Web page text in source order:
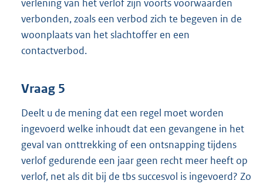
verlening van het verlof zijn voorts voorwaarden
verbonden, zoals een verbod zich te begeven in de
woonplaats van het slachtoffer en een
contactverbod.
Vraag 5
Deelt u de mening dat een regel moet worden
ingevoerd welke inhoudt dat een gevangene in het
geval van onttrekking of een ontsnapping tijdens
verlof gedurende een jaar geen recht meer heeft op
verlof, net als dit bij de tbs succesvol is ingevoerd? Zo